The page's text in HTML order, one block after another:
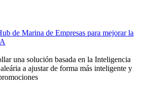
de Marina de Empresas para mejorar la
una solución basada en la Inteligencia
a ajustar de forma más inteligente y